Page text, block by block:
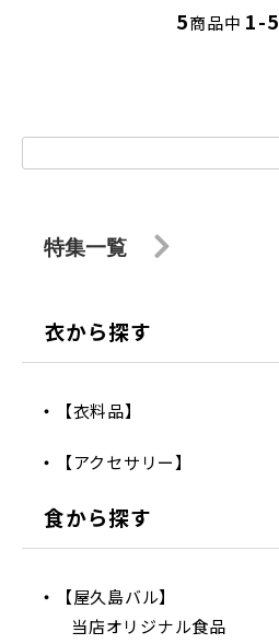
5商品中 1-5
特集一覧
衣から探す
【衣料品】
【アクセサリー】
食から探す
【屋久島バル】
当店オリジナル食品